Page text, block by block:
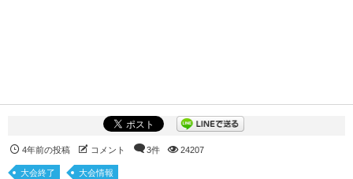
4年前の投稿 コメント 3件 24207
大会終了 大会情報